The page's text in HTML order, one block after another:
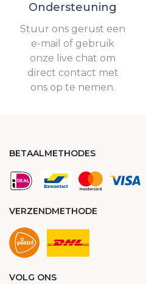
Ondersteuning
Stuur ons gerust een
e-mail of gebruik
onze live chat om
direct contact met
ons op te nemen.
BETAALMETHODES
VERZENDMETHODE
VOLG ONS